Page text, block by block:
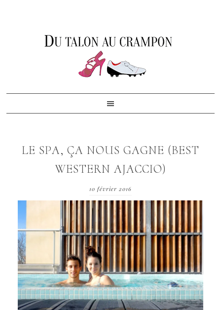
LE SPA, ÇA NOUS GAGNE (BEST
WESTERN AJACCIO)
10 février 2016